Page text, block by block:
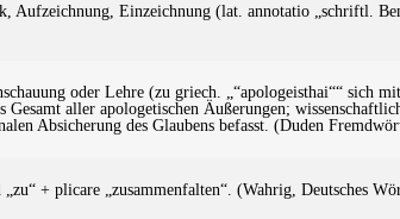
Aufzeichnung, Einzeichnung (lat. annotatio „schriftl.
oder Lehre (zu griech. „“apologeisthai““
aller apologetischen Äußerungen;
Absicherung des Glaubens befasst. (Duden
„zu“ + plicare „zusammenfalten“. (Wahrig, Deutsches